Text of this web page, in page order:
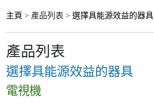
主頁 > 產品列表 > 選擇具能源效益的器具
產品列表
選擇具能源效益的器具
電視機